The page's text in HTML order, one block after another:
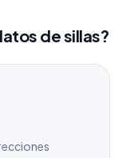
de sillas?